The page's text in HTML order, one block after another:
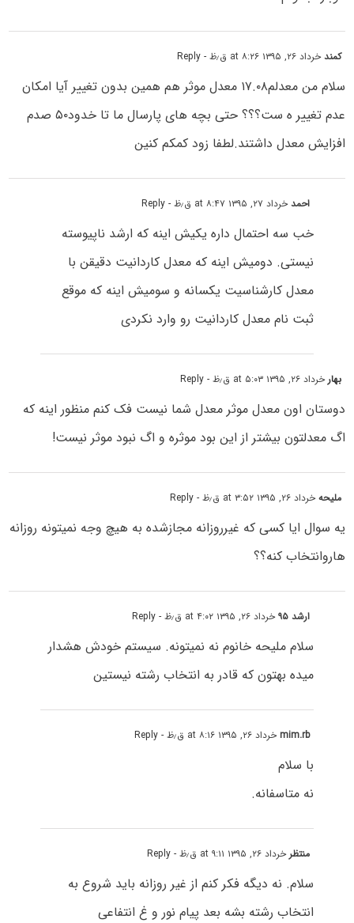
کمندخرداد ۲۶, ۱۳۹۵ at ۸:۲۶ ق٫ظ - Reply
سلام من معدلم۱۷.۰۸ معدل موثر هم همین بدون تغییر آیا امکان
عدم تغییر ه ست؟؟؟ حتی بچه های پارسال ما تا خدود۵۰ صدم
افزایش معدل داشتند.لطفا زود کمکم کنین
احمدخرداد ۲۷, ۱۳۹۵ at ۸:۴۷ ق٫ظ - Reply
خب سه احتمال داره یکیش اینه که ارشد ناپیوسته
نیستی. دومیش اینه که معدل کاردانیت دقیقن با
معدل کارشناسیت یکسانه و سومیش اینه که موقع
ثبت نام معدل کاردانیت رو وارد نکردی
بهارخرداد ۲۶, ۱۳۹۵ at ۵:۰۳ ق٫ظ - Reply
دوستان اون معدل موثر معدل شما نیست فک کنم منظور اینه که
اگ معدلتون بیشتر از این بود موثره و اگ نبود موثر نیست!
ملیحهخرداد ۲۶, ۱۳۹۵ at ۳:۵۲ ق٫ظ - Reply
یه سوال ایا کسی که غیرروزانه مجازشده به هیچ وجه نمیتونه روزانه
هاروانتخاب کنه؟؟
ارشد ۹۵ خرداد ۲۶, ۱۳۹۵ at ۴:۰۲ ق٫ظ - Reply
سلام ملیحه خانوم نه نمیتونه. سیستم خودش هشدار
میده بهتون که قادر به انتخاب رشته نیستین
mim.rbخرداد ۲۶, ۱۳۹۵ at ۸:۱۶ ق٫ظ - Reply
با سلام
نه متاسفانه.
منتظرخرداد ۲۶, ۱۳۹۵ at ۹:۱۱ ق٫ظ - Reply
سلام. نه دیگه فکر کنم از غیر روزانه باید شروع به
انتخاب رشته بشه بعد پیام نور و غ انتفاعی